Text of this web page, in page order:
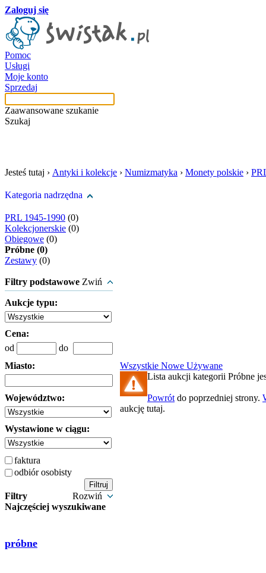
Zaloguj się
Pomoc
Usługi
Moje konto
Sprzedaj
Zaawansowane szukanie
Szukaj
Jesteś tutaj › Antyki i kolekcje › Numizmatyka › Monety polskie ›
Kategoria nadrzędna
PRL 1945-1990 (0)
Kolekcjonerskie (0)
Obiegowe (0)
Próbne (0)
Zestawy (0)
Filtry podstawowe Zwiń
Aukcje typu:
Cena:
od
do
Miasto:
Województwo:
Wystawione w ciągu:
faktura
odbiór osobisty
Filtry
Rozwiń
Najczęściej wyszukiwane
próbne
Wszystkie Nowe Używane
Lista aukcji kategorii Próbne
Powrót do poprzedniej strony.
aukcję tutaj.